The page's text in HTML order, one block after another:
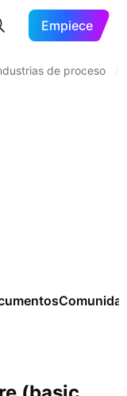
Empiece
de proceso